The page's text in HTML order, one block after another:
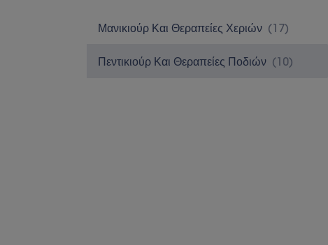
Μανικιούρ Και Θεραπείες Χεριών (17)
Πεντικιούρ Και Θεραπείες Ποδιών (10)